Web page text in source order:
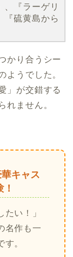
、『ラーゲリ
『硫黄島から
かり合うシー
ようでした。
」が交錯する
れません。
キャス
たい！」
名作も一
。